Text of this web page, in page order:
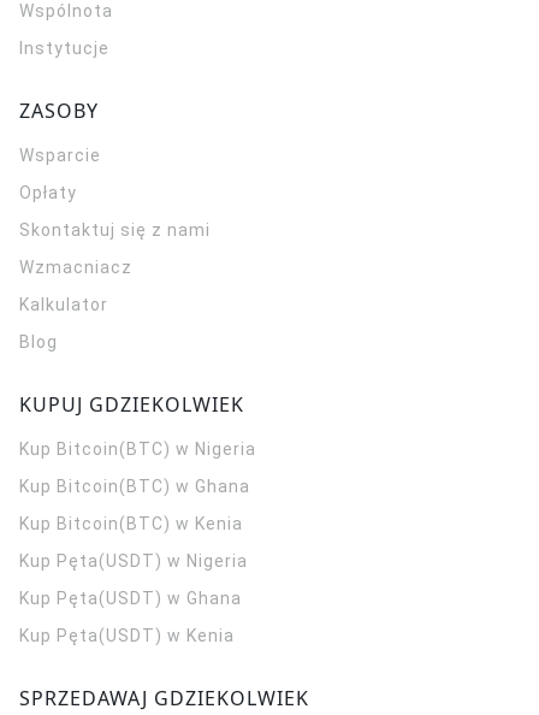
Wspólnota
Instytucje
ZASOBY
Wsparcie
Opłaty
Skontaktuj się z nami
Wzmacniacz
Kalkulator
Blog
KUPUJ GDZIEKOLWIEK
Kup Bitcoin(BTC) w Nigeria
Kup Bitcoin(BTC) w Ghana
Kup Bitcoin(BTC) w Kenia
Kup Pęta(USDT) w Nigeria
Kup Pęta(USDT) w Ghana
Kup Pęta(USDT) w Kenia
SPRZEDAWAJ GDZIEKOLWIEK